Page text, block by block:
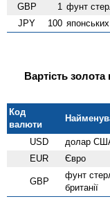
GBP 1 фунт
JPY 100
Вартість
Код
валюти
USD долар
EUR Євро
GBP
фунт
британії